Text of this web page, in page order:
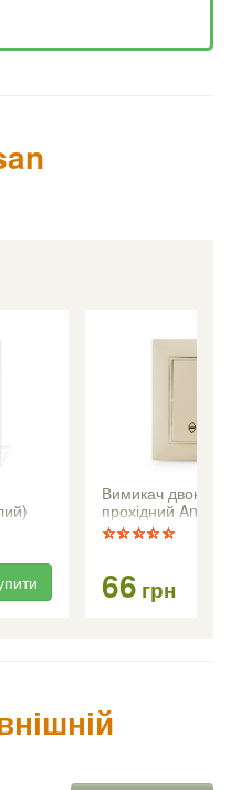
Вимикач
прохідний
(кремовий)
66 грн